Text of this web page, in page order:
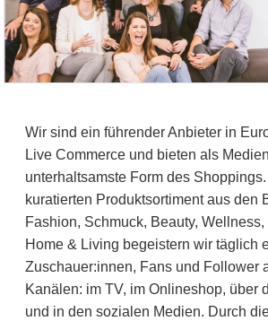
Wir sind ein führender Anbieter in
Live Commerce und bieten als
unterhaltsamste Form des
kuratierten Produktsortiment aus den
Fashion, Schmuck, Beauty,
Home & Living begeistern wir täglich
Zuschauer:innen, Fans und Follower
Kanälen: im TV, im Onlineshop, über
und in den sozialen Medien. Durch